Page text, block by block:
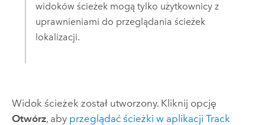
widoków ścieżek mogą tylko użytkownicy z
uprawnieniami do przeglądania ścieżek
lokalizacji.
Widok ścieżek został utworzony. Kliknij opcję
Otwórz, aby przeglądać ścieżki w aplikacji Track